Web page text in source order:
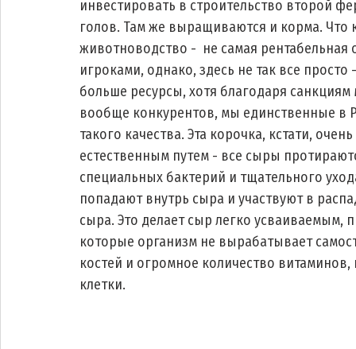
инвестировать в строительство второй
голов. Там же выращиваются и корма. Что
животноводство -  не самая
игроками, однако, здесь не так все
больше ресурсы, хотя благодаря
вообще конкурентов, мы единственные в
такого качества. Эта корочка, кстати,
естественным путем - все сыры
специальных бактерий и тщательного
попадают внутрь сыра и участвуют в
сыра. Это делает сыр легко
которые организм не вырабатывает
костей и огромное количество
клетки.